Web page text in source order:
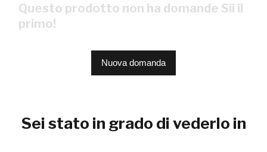
Questo prodotto non ha domande Sii il
primo!
Nuova domanda
Sei stato in grado di vederlo in